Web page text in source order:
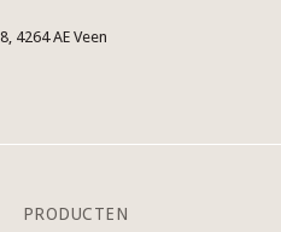
4264 AE Veen
PRODUCTEN